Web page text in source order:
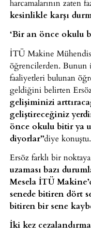
harcamalarının zaten
kesinlikle karşı
‘Bir an önce okulu
İTÜ Makine
öğrencilerden. Bunun
faaliyetleri bulunan
geldiğini belirten
gelişiminizi
geliştireceğiniz
önce okulu bitir ya
diyorlar”diye konuştu.
Ersöz farklı bir
uzaması bazı
Mesela İTÜ
senede bitiren dört
bitiren bir sene
İki kez cezalandırma